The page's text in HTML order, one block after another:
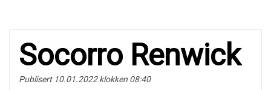
Socorro Renwick
Publisert 10.01.2022 klokken 08:40